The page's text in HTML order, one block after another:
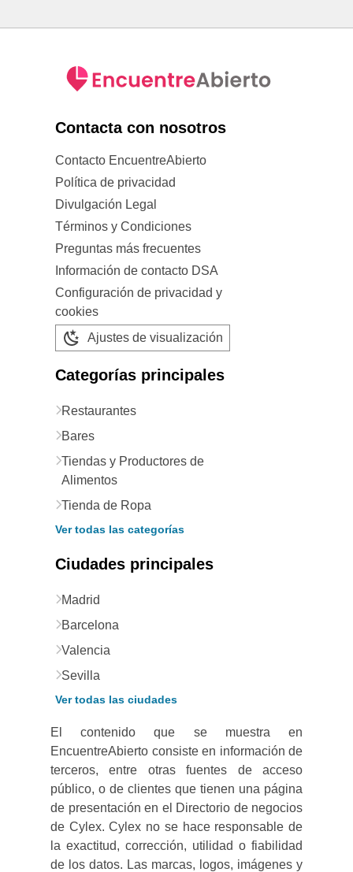
Contacta con nosotros
Contacto EncuentreAbierto
Política de privacidad
Divulgación Legal
Términos y Condiciones
Preguntas más frecuentes
Información de contacto DSA
Configuración de privacidad y
cookies
Ajustes de visualización
Categorías principales
Restaurantes
Bares
Tiendas y Productores de
Alimentos
Tienda de Ropa
Ver todas las categorías
Ciudades principales
Madrid
Barcelona
Valencia
Sevilla
Ver todas las ciudades
El contenido que se muestra en
EncuentreAbierto consiste en información de
terceros, entre otras fuentes de acceso
público, o de clientes que tienen una página
de presentación en el Directorio de negocios
de Cylex. Cylex no se hace responsable de
la exactitud, corrección, utilidad o fiabilidad
de los datos. Las marcas, logos, imágenes y